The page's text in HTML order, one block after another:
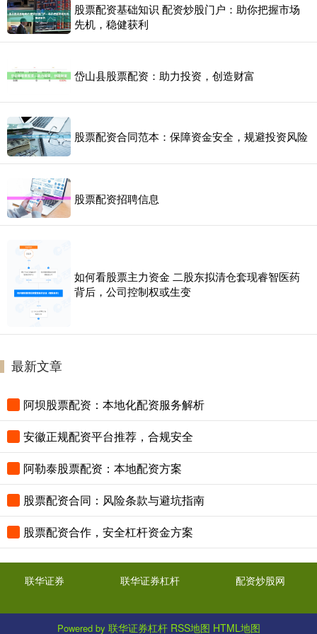
股票配资基础知识 配资炒股门户：助你把握市场
先机，稳健获利
岱山县股票配资：助力投资，创造财富
股票配资合同范本：保障资金安全，规避投资风险
股票配资招聘信息
如何看股票主力资金 二股东拟清仓套现睿智医药
背后，公司控制权或生变
最新文章
阿坝股票配资：本地化配资服务解析
安徽正规配资平台推荐，合规安全
阿勒泰股票配资：本地配资方案
股票配资合同：风险条款与避坑指南
股票配资合作，安全杠杆资金方案
联华证券 联华证券杠杆 配资炒股网
Powered by 联华证券杠杆 RSS地图 HTML地图